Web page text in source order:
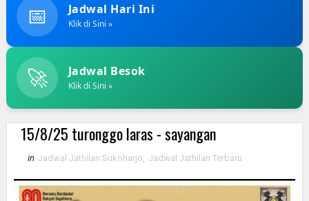
📅 Jadwal Hari Ini
Klik di Sini »
🚀 Jadwal Besok
Klik di Sini »
15/8/25 turonggo laras - sayangan
in Jadwal Jathilan Sukoharjo Jadwal Jathilan Terbaru